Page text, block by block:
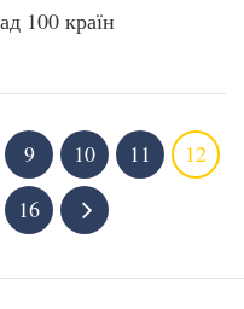
100 країн
9 10 11
12
16